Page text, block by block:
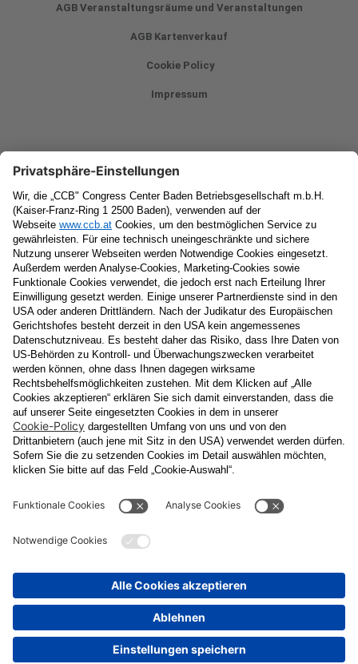
AGB Veranstaltungsräume und Veranstaltungen
AGB Kartenverkauf
Cookie Policy
Impressum
Newsletter
Vorname
Nachname
E-Mail
Datenschutzerklärung
Ja , ich erlaube, dass meine personenbezogenen Daten, nämlich
Name undE-Mail-Adressefür personalisierte Zusendungen per E-
Mail, die Informationen über Events und das
Veranstaltungsprogramm vom Congress Center Baden
enthalten, von der "CCB" Congress Center Baden
Betriebsgesellschaft m.b.H. verarbeitet werden.
Die Verarbeitung meiner Daten erfolgt entsprechend der
Datenschutzerklärung der Casinos Austria Aktiengesellschaft und
unterwww.casinos.at/datenschutzabrufen und einsehen kann. Die
Einwilligung kann ich jederzeit postalisch an "CCB" Congress
2500 Baden, per E-Mail an
datenschutz@cal.at
oder in jeder elektronischen Zusendung
Senden